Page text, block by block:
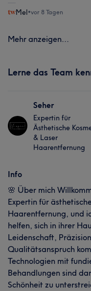
Mel•vor 8 Tagen
Mehr anzeigen...
Lerne das Team
Seher
Expertin für
Ästhetische
& Laser
Haarentfernung
Info
🌸 Über mich
Expertin für
Haarentfernung, und
helfen, sich in ihrer
Leidenschaft,
Qualitätsanspruch
Technologien mit
Behandlungen sind
Schönheit zu